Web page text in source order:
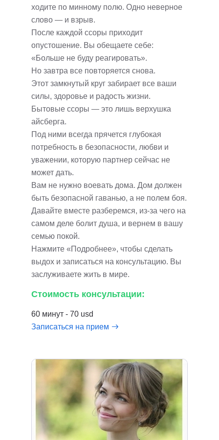
ходите по минному полю. Одно неверное
слово — и взрыв.
После каждой ссоры приходит
опустошение. Вы обещаете себе:
«Больше не буду реагировать».
Но завтра все повторяется снова.
Этот замкнутый круг забирает все ваши
силы, здоровье и радость жизни.
Бытовые ссоры — это лишь верхушка
айсберга.
Под ними всегда прячется глубокая
потребность в безопасности, любви и
уважении, которую партнер сейчас не
может дать.
Вам не нужно воевать дома. Дом должен
быть безопасной гаванью, а не полем боя.
Давайте вместе разберемся, из-за чего на
самом деле болит душа, и вернем в вашу
семью покой.
Нажмите «Подробнее», чтобы сделать
выдох и записаться на консультацию. Вы
заслуживаете жить в мире.
Стоимость консультации:
60 минут - 70 usd
Записаться на прием